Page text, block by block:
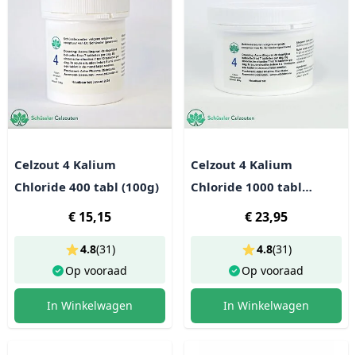
Celzout 4 Kalium
Chloride 400 tabl (100g)
€ 15,15
Op vooraad
4.8(31)
In Winkelwagen
Celzout 4 Kalium
Chloride 1000 tabl
€ 23,95
Op vooraad
4.8(31)
In Winkelwagen